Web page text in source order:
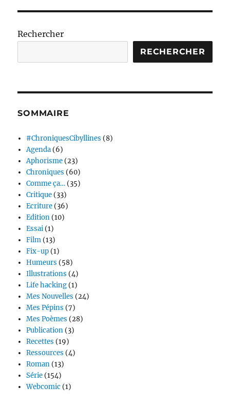
Rechercher
RECHERCHER
SOMMAIRE
#ChroniquesCibyllines (8)
Agenda(6)
Aphorisme(23)
Chroniques (60)
Comme ça…(35)
Critique(33)
Ecriture(36)
Edition(10)
Essai(1)
Film(13)
Fix-up(1)
Humeurs (58)
Illustrations (4)
Life hacking(1)
Mes Nouvelles (24)
Mes Pépins (7)
Mes Poèmes (28)
Publication(3)
Recettes (19)
Ressources (4)
Roman(13)
Série(154)
Webcomic (1)